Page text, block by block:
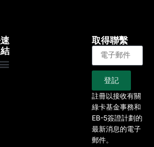
取得聯繫
登記
註冊以接收有關
綠卡基金事務和
EB-5簽證計劃的
最新消息的電子
郵件。